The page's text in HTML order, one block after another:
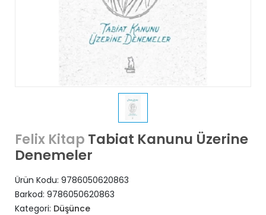
Felix Kitap Tabiat Kanunu Üzerine
Denemeler
Ürün Kodu: 9786050620863
Barkod: 9786050620863
Kategori: Düşünce